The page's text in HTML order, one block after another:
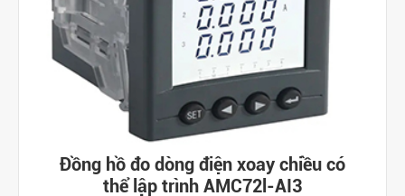
Đồng hồ đo dòng điện xoay chiều có
thể lập trình AMC72l-AI3